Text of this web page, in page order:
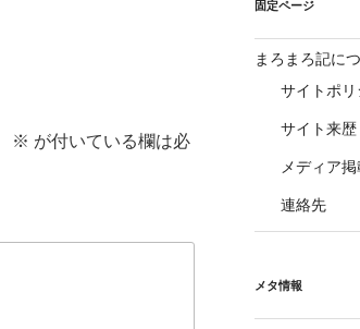
※ が付いている欄は必
固定ページ
まろまろ記に
サイトポリ
サイト来歴
メディア
連絡先
メタ情報